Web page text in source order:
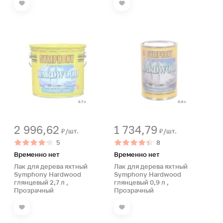
2 996,62 ₽/шт.
5
Временно нет
Лак для дерева яхтный
Symphony Hardwood
глянцевый 2,7 л ,
Прозрачный
1 734,79 ₽/шт.
8
Временно нет
Лак для дерева яхтный
Symphony Hardwood
глянцевый 0,9 л ,
Прозрачный